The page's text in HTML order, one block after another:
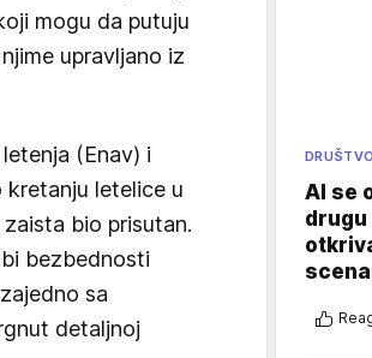
mogu da putuju
upravljano iz
(Enav) i
letelice u
bio prisutan.
bezbednosti
sa
detaljnoj
DRUŠTVO
AI se